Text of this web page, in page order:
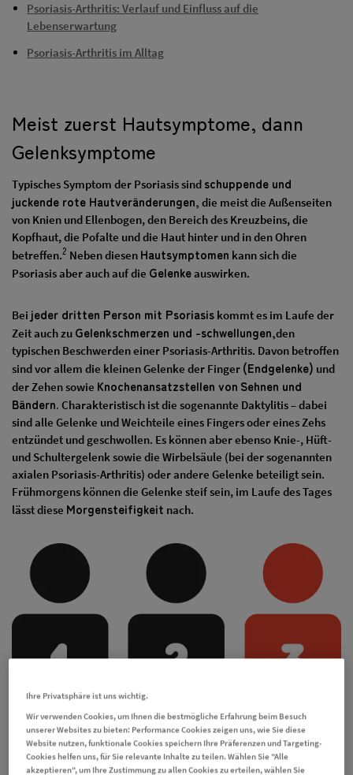
Psoriasis-Arthritis: Verlauf und Einfluss auf die
Lebenserwartung
Psoriasis-Arthritis im Alltag
Meist zuerst Hautsymptome, dann
Gelenksymptome
Typisches Symptom der Psoriasis sind schuppende und
juckende rote Hautveränderungen, die meist die Außenseiten
von Knien und Ellenbogen, den Bereich des Kreuzbeins, die
Kopfhaut, die Pofalte und die Haut hinter und in den Ohren
betreffen.2 Neben diesen Hautsymptomen kann sich die
Psoriasis aber auch auf die Gelenkeauswirken.
Bei jeder dritten Person mit Psoriasis kommt es im Laufe der
Zeit auch zu Gelenkschmerzen und -schwellungen,den
typischen Beschwerden einer Psoriasis-Arthritis. Davon betroffen
sind vor allem die kleinen Gelenke der Finger (Endgelenke) und
der Zehen sowie Knochenansatzstellen von Sehnen und
Bändern. Charakteristisch ist die sogenannte Daktylitis – dabei
sind alle Gelenke und Weichteile eines Fingers oder eines Zehs
entzündet und geschwollen. Es können aber ebenso Knie-, Hüft-
und Schultergelenk sowie die Wirbelsäule (bei der sogenannten
axialen Psoriasis-Arthritis) oder andere Gelenke beteiligt sein.
Frühmorgens können die Gelenke steif sein, im Laufe des Tages
lässt diese Morgensteifigkeit nach.
Ihre Privatsphäre ist uns wichtig.
Wir verwenden Cookies, um Ihnen die bestmögliche Erfahrung beim Besuch
unserer Websites zu bieten: Performance Cookies zeigen uns, wie Sie diese
Website nutzen, funktionale Cookies speichern Ihre Präferenzen und Targeting-
Cookies helfen uns, für Sie relevante Inhalte zu teilen. Wählen Sie "Alle
akzeptieren", um Ihre Zustimmung zu allen Cookies zu erteilen, wählen Sie